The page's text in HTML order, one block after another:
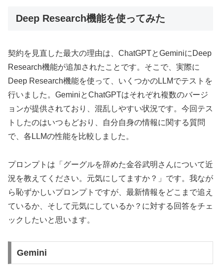
Deep Research機能を使ってみた
契約を見直した最大の理由は、ChatGPTとGeminiにDeep
Research機能が追加されたことです。そこで、実際に
Deep Research機能を使って、いくつかのLLMでテストを
行いました。GeminiとChatGPTはそれぞれ複数のバージ
ョンが提供されており、混乱しやすい状況です。今回テス
トしたのはいつもどおり、自分自身の情報に関する質問
で、各LLMの性能を比較しました。
プロンプトは「グーグルを辞めた金谷武明さんについて近
況を教えてください。元気にしてますか？」です。我なが
ら恥ずかしいプロンプトですが、最新情報をどこまで追え
ているか、そして元気にしているか？に対する回答をチェ
ックしたいと思います。
Gemini